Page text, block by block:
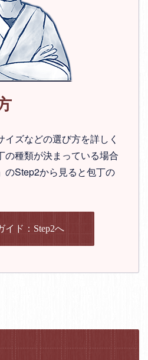
ズなどの選び方を詳しく
の種類が決まっている場合
のStep2から見ると包丁の
イド：Step2へ